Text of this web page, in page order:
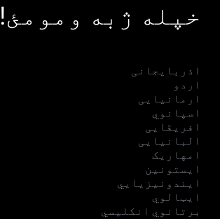
خپله ژبه ومومئ!
اذربایجانی
اردو
ارمانیایی
اسپانوي
افریقایی
البانیایی
امهاریک
ایستونین
ایندونیزیایي
ایټالوي
برتانوي انکلیسي